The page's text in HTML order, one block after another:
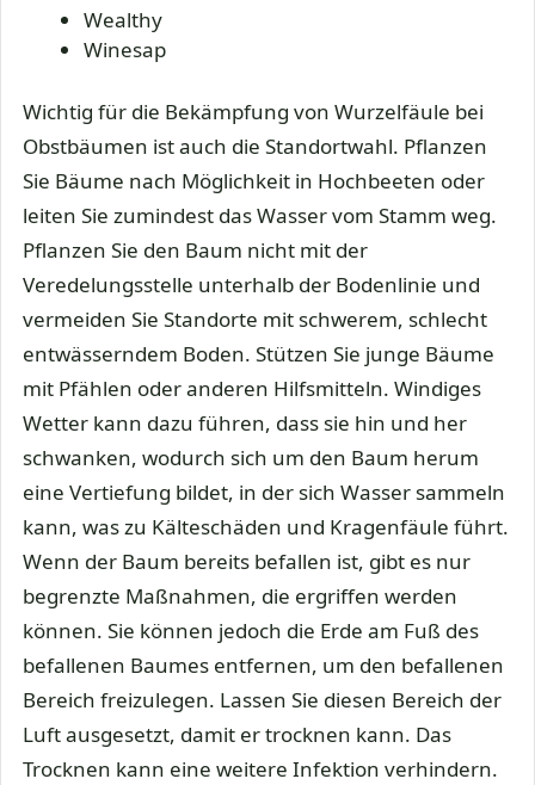
Wealthy
Winesap
Wichtig für die Bekämpfung von Wurzelfäule bei
Obstbäumen ist auch die Standortwahl. Pflanzen
Sie Bäume nach Möglichkeit in Hochbeeten oder
leiten Sie zumindest das Wasser vom Stamm weg.
Pflanzen Sie den Baum nicht mit der
Veredelungsstelle unterhalb der Bodenlinie und
vermeiden Sie Standorte mit schwerem, schlecht
entwässerndem Boden. Stützen Sie junge Bäume
mit Pfählen oder anderen Hilfsmitteln. Windiges
Wetter kann dazu führen, dass sie hin und her
schwanken, wodurch sich um den Baum herum
eine Vertiefung bildet, in der sich Wasser sammeln
kann, was zu Kälteschäden und Kragenfäule führt.
Wenn der Baum bereits befallen ist, gibt es nur
begrenzte Maßnahmen, die ergriffen werden
können. Sie können jedoch die Erde am Fuß des
befallenen Baumes entfernen, um den befallenen
Bereich freizulegen. Lassen Sie diesen Bereich der
Luft ausgesetzt, damit er trocknen kann. Das
Trocknen kann eine weitere Infektion verhindern.